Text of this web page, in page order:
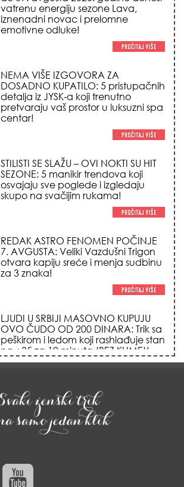
vatrenu energiju sezone Lava,
iznenadni novac i prelomne
emotivne odluke!
NEMA VIŠE IZGOVORA ZA
DOSADNO KUPATILO: 5 pristupačnih
detalja iz JYSK-a koji trenutno
pretvaraju vaš prostor u luksuzni spa
centar!
STILISTI SE SLAŽU – OVI NOKTI SU HIT
SEZONE: 5 manikir trendova koji
osvajaju sve poglede i izgledaju
skupo na svačijim rukama!
REDAK ASTRO FENOMEN POČINJE
7. AVGUSTA: Veliki Vazdušni Trigon
otvara kapiju sreće i menja sudbinu
za 3 znaka!
LJUDI U SRBIJI MASOVNO KUPUJU
OVO ČUDO OD 200 DINARA: Trik sa
peškirom i ledom koji rashlađuje stan
na +35 za 10 minuta (BEZ KLIME)!
DATUMI KOJI MENJAJU SUDBINU:
Ošišajte se OVIH dana u mesecu
ako želite da vam kosa raste kao iz
vode i privučete novu ljubav!
TRIK SA CRVENIM NOVČANIKOM I
LOVOROVIM LISTOM: Stari ritual